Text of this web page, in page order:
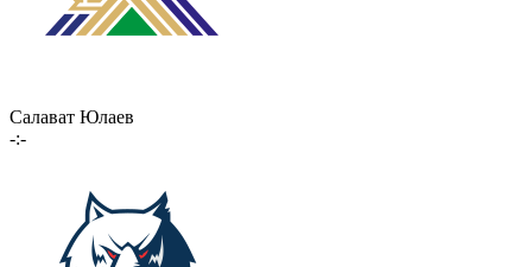
Салават Юлаев
-:-